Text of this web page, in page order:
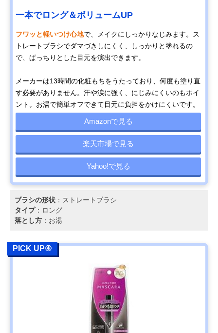
一本でロング＆ボリュームUP
フワッと軽いつけ心地で、メイクにしっかりなじみます。ス
トレートブラシでダマづきしにくく、しっかりと塗れるの
で、ぱっちりとした目元を演出できます。
メーカーは13時間の化粧もちをうたっており、何度も塗り直
す必要がありません。汗や涙に強く、にじみにくいのもポイ
ント。お湯で簡単オフできて目元に負担をかけにくいです。
Amazonで見る
楽天市場で見る
Yahoo!で見る
ブラシの形状 ：ストレートブラシ
タイプ：ロング
落とし方 ：お湯
PICK UP④